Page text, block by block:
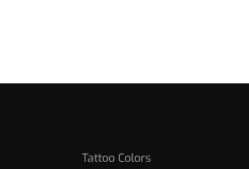
Tattoo Colors